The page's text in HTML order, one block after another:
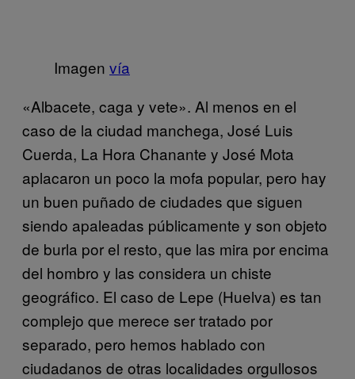
Imagen vía
«Albacete, caga y vete». Al menos en el
caso de la ciudad manchega, José Luis
Cuerda, La Hora Chanante y José Mota
aplacaron un poco la mofa popular, pero hay
un buen puñado de ciudades que siguen
siendo apaleadas públicamente y son objeto
de burla por el resto, que las mira por encima
del hombro y las considera un chiste
geográfico. El caso de Lepe (Huelva) es tan
complejo que merece ser tratado por
separado, pero hemos hablado con
ciudadanos de otras localidades orgullosos